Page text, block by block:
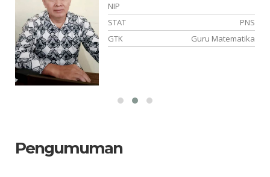
NIP
STAT
PNS
GTK
Guru Matematika
Pengumuman